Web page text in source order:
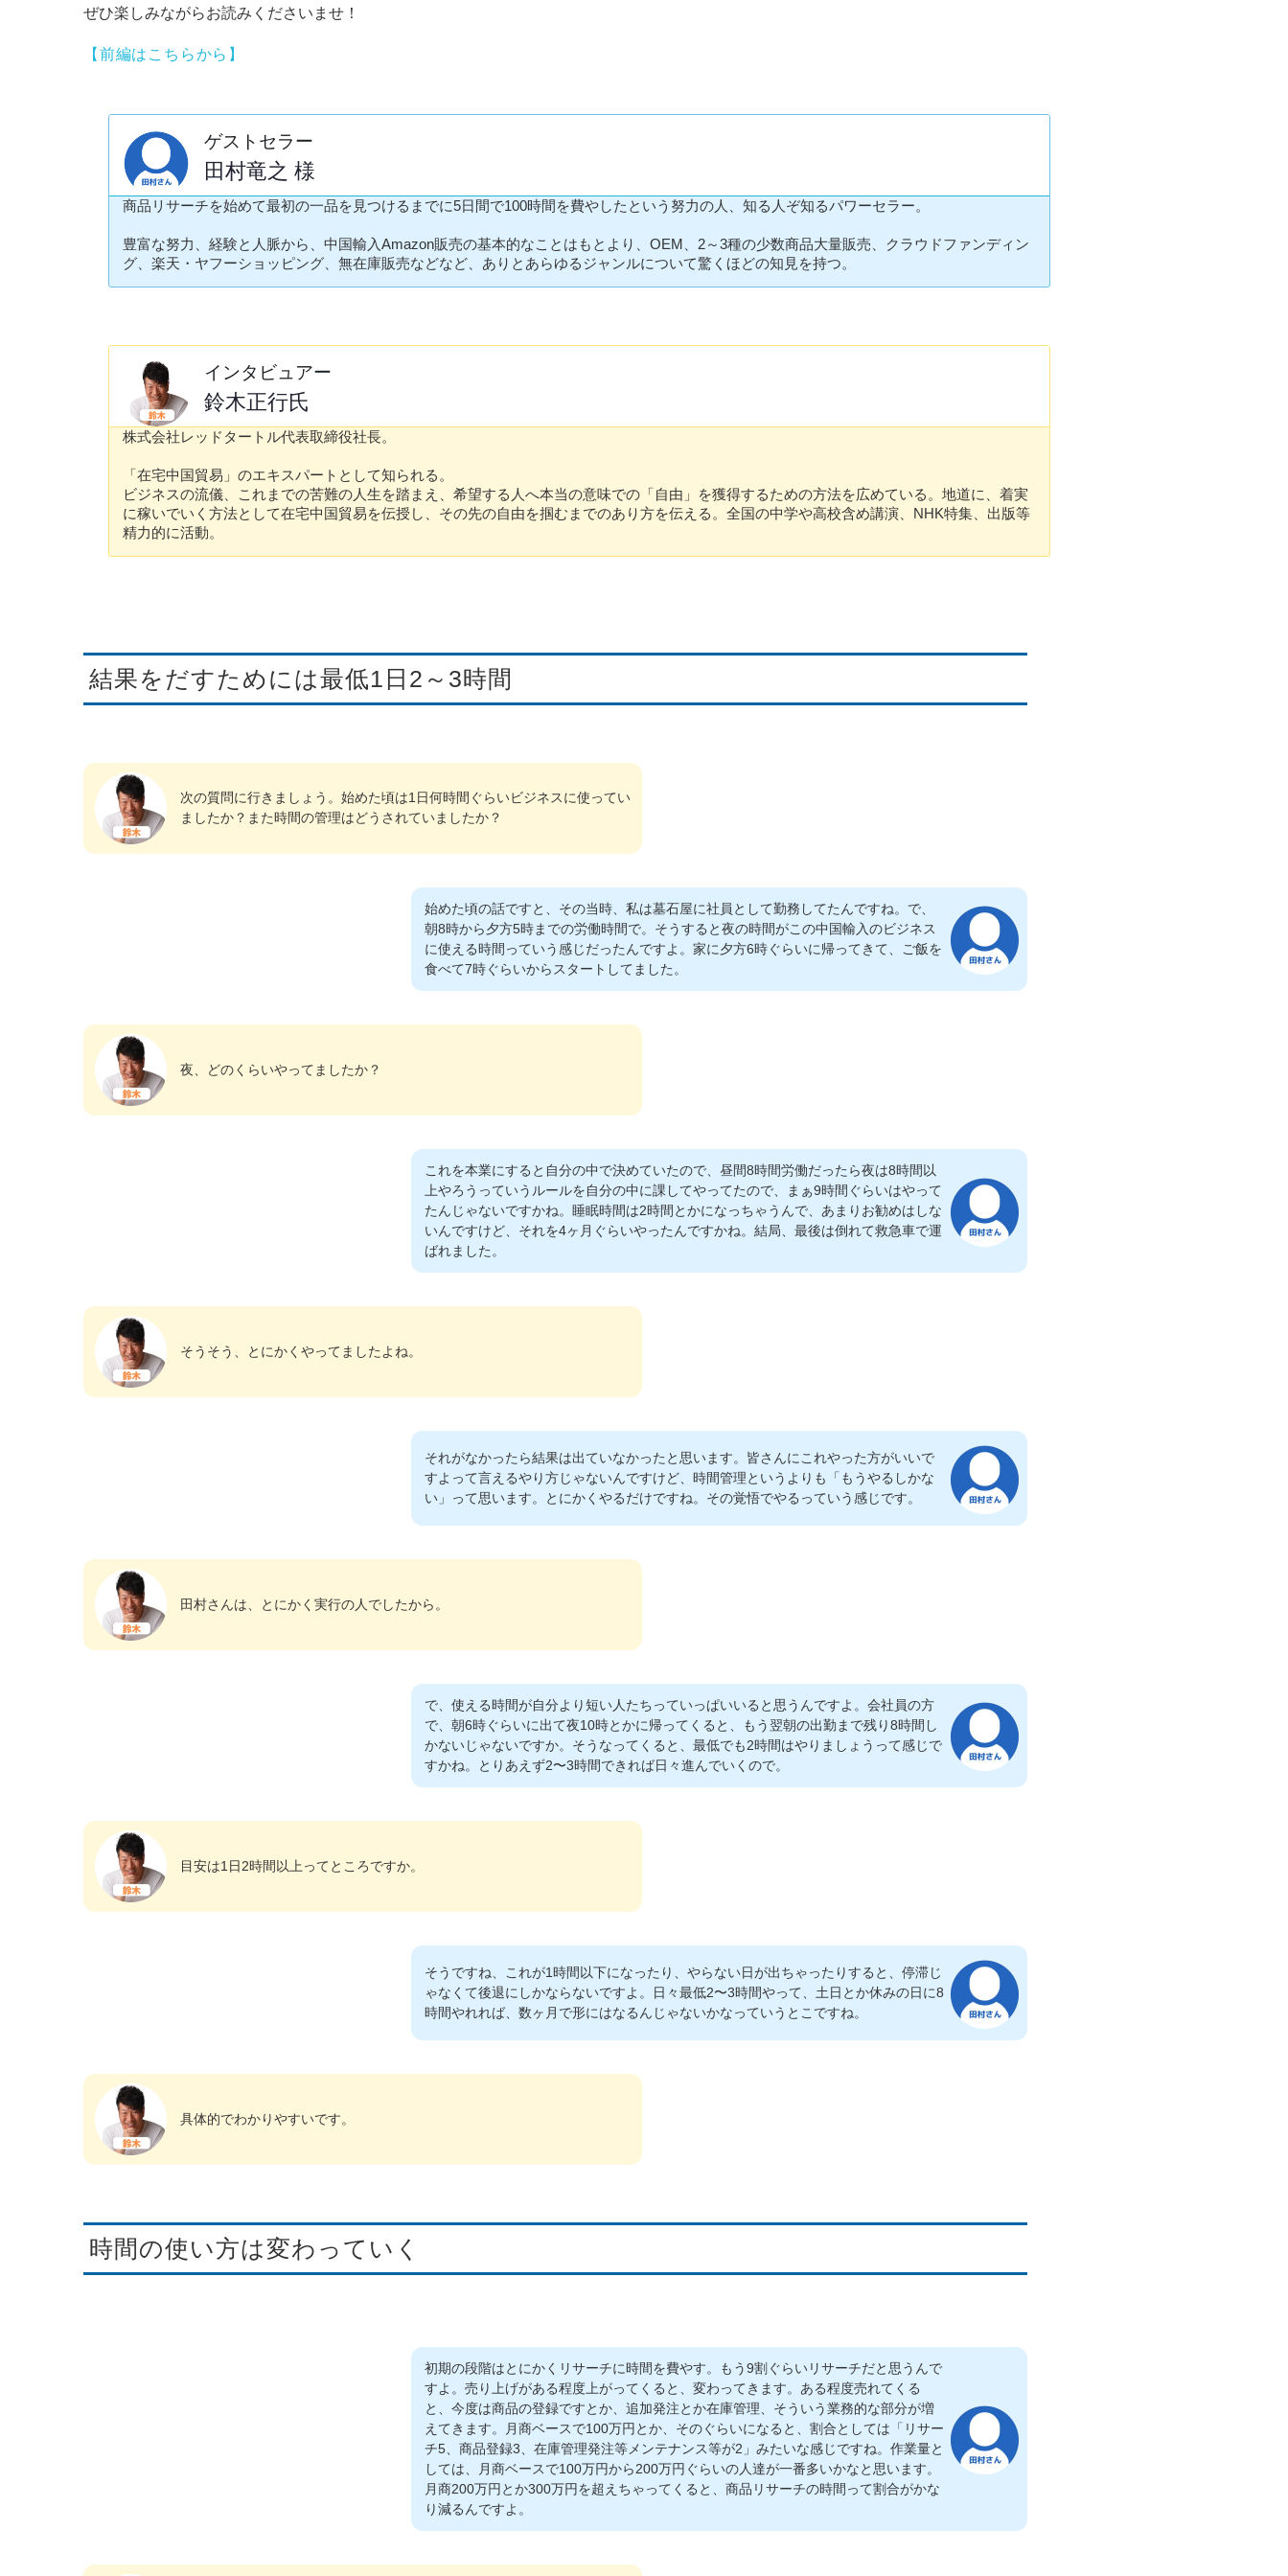
ぜひ楽しみながらお読みくださいませ！
【前編はこちらから】
ゲストセラー
田村竜之 様
商品リサーチを始めて最初の一品を見つけるまでに5日間で100時間を費やしたという努力の人、知る人ぞ知るパワーセラー。
豊富な努力、経験と人脈から、中国輸入Amazon販売の基本的なことはもとより、OEM、2～3種の少数商品大量販売、クラウドファンディン
グ、楽天・ヤフーショッピング、無在庫販売などなど、ありとあらゆるジャンルについて驚くほどの知見を持つ。
インタビュアー
鈴木正行氏
株式会社レッドタートル代表取締役社長。
「在宅中国貿易」のエキスパートとして知られる。
ビジネスの流儀、これまでの苦難の人生を踏まえ、希望する人へ本当の意味での「自由」を獲得するための方法を広めている。地道に、着実
に稼いでいく方法として在宅中国貿易を伝授し、その先の自由を掴むまでのあり方を伝える。全国の中学や高校含め講演、NHK特集、出版等
精力的に活動。
結果をだすためには最低1日2～3時間
次の質問に行きましょう。始めた頃は1日何時間ぐらいビジネスに使ってい
ましたか？また時間の管理はどうされていましたか？
始めた頃の話ですと、その当時、私は墓石屋に社員として勤務してたんですね。で、
朝8時から夕方5時までの労働時間で。そうすると夜の時間がこの中国輸入のビジネス
に使える時間っていう感じだったんですよ。家に夕方6時ぐらいに帰ってきて、ご飯を
食べて7時ぐらいからスタートしてました。
夜、どのくらいやってましたか？
これを本業にすると自分の中で決めていたので、昼間8時間労働だったら夜は8時間以
上やろうっていうルールを自分の中に課してやってたので、まぁ9時間ぐらいはやって
たんじゃないですかね。睡眠時間は2時間とかになっちゃうんで、あまりお勧めはしな
いんですけど、それを4ヶ月ぐらいやったんですかね。結局、最後は倒れて救急車で運
ばれました。
そうそう、とにかくやってましたよね。
それがなかったら結果は出ていなかったと思います。皆さんにこれやった方がいいで
すよって言えるやり方じゃないんですけど、時間管理というよりも「もうやるしかな
い」って思います。とにかくやるだけですね。その覚悟でやるっていう感じです。
田村さんは、とにかく実行の人でしたから。
で、使える時間が自分より短い人たちっていっぱいいると思うんですよ。会社員の方
で、朝6時ぐらいに出て夜10時とかに帰ってくると、もう翌朝の出勤まで残り8時間し
かないじゃないですか。そうなってくると、最低でも2時間はやりましょうって感じで
すかね。とりあえず2〜3時間できれば日々進んでいくので。
目安は1日2時間以上ってところですか。
そうですね、これが1時間以下になったり、やらない日が出ちゃったりすると、停滞じ
ゃなくて後退にしかならないですよ。日々最低2〜3時間やって、土日とか休みの日に8
時間やれれば、数ヶ月で形にはなるんじゃないかなっていうとこですね。
具体的でわかりやすいです。
時間の使い方は変わっていく
初期の段階はとにかくリサーチに時間を費やす。もう9割ぐらいリサーチだと思うんで
すよ。売り上げがある程度上がってくると、変わってきます。ある程度売れてくる
と、今度は商品の登録ですとか、追加発注とか在庫管理、そういう業務的な部分が増
えてきます。月商ベースで100万円とか、そのぐらいになると、割合としては「リサー
チ5、商品登録3、在庫管理発注等メンテナンス等が2」みたいな感じですね。作業量と
しては、月商ベースで100万円から200万円ぐらいの人達が一番多いかなと思います。
月商200万円とか300万円を超えちゃってくると、商品リサーチの時間って割合がかな
り減るんですよ。